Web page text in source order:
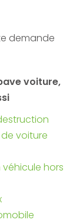
demande
voiture,
voiture
hors